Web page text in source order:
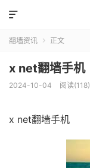

翻墙资讯  正文
x net翻墙手机
2024-10-04 阅读(118)
x net翻墙手机